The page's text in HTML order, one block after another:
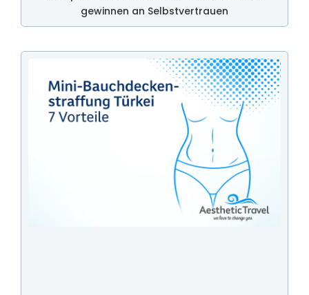
gewinnen an Selbstvertrauen